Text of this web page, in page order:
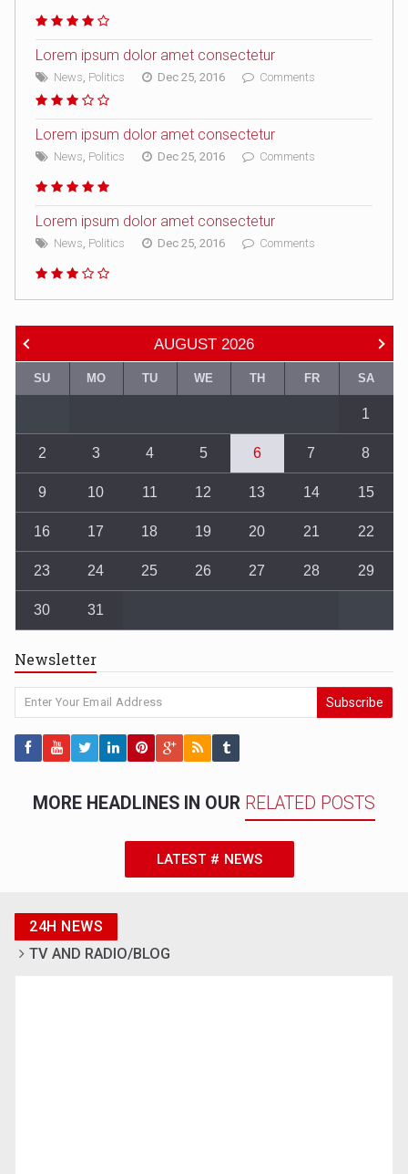
Lorem ipsum dolor amet consectetur
News Politics Dec 25, 2016 Comments
Lorem ipsum dolor amet consectetur
News Politics Dec 25, 2016 Comments
Lorem ipsum dolor amet consectetur
News Politics Dec 25, 2016 Comments
AUGUST 2026
SU MO TU WE TH FR SA
1
2 3 4 5 6 7 8
9 10 11 12 13 14 15
16 17 18 19 20 21 22
23 24 25 26 27 28 29
30 31
Newsletter
Subscribe
MORE HEADLINES IN OUR RELATED POSTS
LATEST # NEWS
24H NEWS
TV AND RADIO/BLOG